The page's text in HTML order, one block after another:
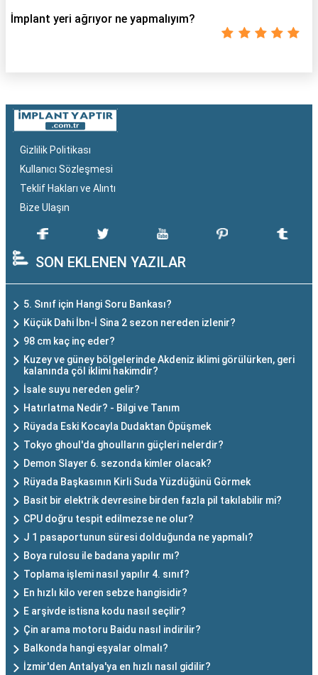
İmplant yeri ağrıyor ne yapmalıyım?
Gizlilik Politikası
Kullanıcı Sözleşmesi
Teklif Hakları ve Alıntı
Bize Ulaşın
SON EKLENEN YAZILAR
5. Sınıf için Hangi Soru Bankası?
Küçük Dahi İbn-İ Sina 2 sezon nereden izlenir?
98 cm kaç inç eder?
Kuzey ve güney bölgelerinde Akdeniz iklimi görülürken, geri
kalanında çöl iklimi hakimdir?
İsale suyu nereden gelir?
Hatırlatma Nedir? - Bilgi ve Tanım
Rüyada Eski Kocayla Dudaktan Öpüşmek
Tokyo ghoul'da ghoulların güçleri nelerdir?
Demon Slayer 6. sezonda kimler olacak?
Rüyada Başkasının Kirli Suda Yüzdüğünü Görmek
Basit bir elektrik devresine birden fazla pil takılabilir mi?
CPU doğru tespit edilmezse ne olur?
J 1 pasaportunun süresi dolduğunda ne yapmalı?
Boya rulosu ile badana yapılır mı?
Toplama işlemi nasıl yapılır 4. sınıf?
En hızlı kilo veren sebze hangisidir?
E arşivde istisna kodu nasıl seçilir?
Çin arama motoru Baidu nasıl indirilir?
Balkonda hangi eşyalar olmalı?
İzmir'den Antalya'ya en hızlı nasıl gidilir?